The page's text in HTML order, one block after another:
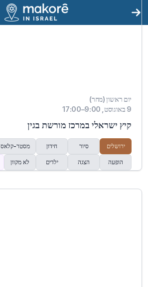
יום ראשון (מחר)
9 באוגוסט, 9:00–17:00
קיץ ישראלי במרכז מורשת בגין
ירושלים סיור חידון מסטר-קלאס
הופעה הצגה ילדים לא מקוון